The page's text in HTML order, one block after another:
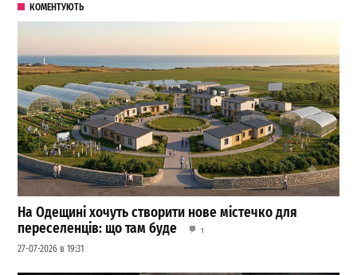
КОМЕНТУЮТЬ
На Одещині хочуть створити нове містечко для
переселенців: що там буде
1
27-07-2026 в 19:31